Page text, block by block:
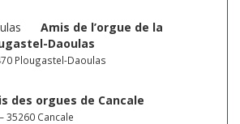
Amis de l’orgue de la
Daoulas
Plougastel-Daoulas
des orgues de Cancale
35260 Cancale